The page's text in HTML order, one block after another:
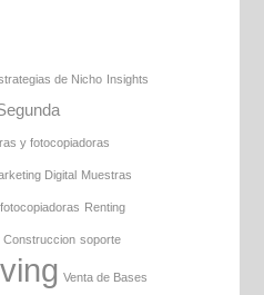
de Nicho Insights
y fotocopiadoras
Digital Muestras
Renting
Construccion soporte
Venta de Bases